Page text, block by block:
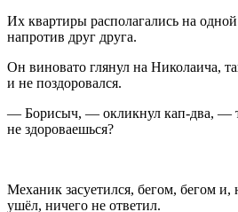
Их квартиры располагались на
напротив друг друга.
Он виновато глянул на Николаича,
и не поздоровался.
— Борисыч, — окликнул кап-два, —
не здороваешься?
Механик засуетился, бегом, бегом
ушёл, ничего не ответил.